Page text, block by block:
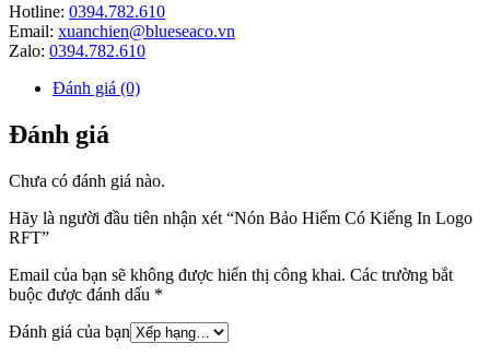
Hotline: 0394.782.610
Email: xuanchien@blueseaco.vn
Zalo: 0394.782.610
Đánh giá (0)
Đánh giá
Chưa có đánh giá nào.
Hãy là người đầu tiên nhận xét “Nón Bảo Hiểm Có Kiếng In Logo
RFT”
Email của bạn sẽ không được hiển thị công khai. Các trường bắt
buộc được đánh dấu *
Đánh giá của bạn